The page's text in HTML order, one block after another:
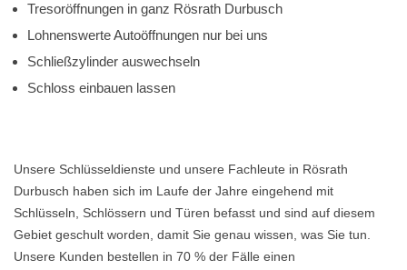
Tresoröffnungen in ganz Rösrath Durbusch
Lohnenswerte Autoöffnungen nur bei uns
Schließzylinder auswechseln
Schloss einbauen lassen
Unsere Schlüsseldienste und unsere Fachleute in Rösrath
Durbusch haben sich im Laufe der Jahre eingehend mit
Schlüsseln, Schlössern und Türen befasst und sind auf diesem
Gebiet geschult worden, damit Sie genau wissen, was Sie tun.
Unsere Kunden bestellen in 70 % der Fälle einen